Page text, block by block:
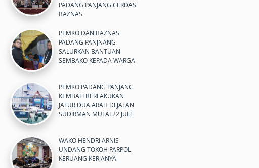
PADANG PANJANG CERDAS
BAZNAS
PEMKO DAN BAZNAS
PADANG PANJNANG
SALURKAN BANTUAN
SEMBAKO KEPADA WARGA
PEMKO PADANG PANJANG
KEMBALI BERLAKUKAN
JALUR DUA ARAH DI JALAN
SUDIRMAN MULAI 22 JULI
WAKO HENDRI ARNIS
UNDANG TOKOH PARPOL
KERUANG KERJANYA